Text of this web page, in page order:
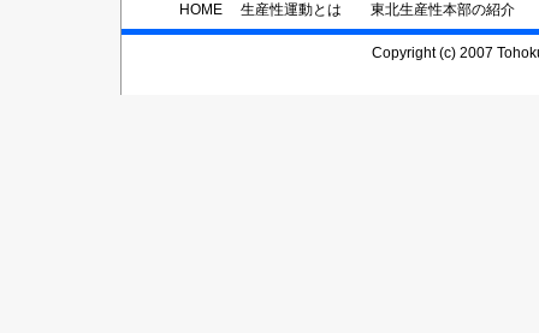
HOME 生産性運動とは 東北生産性本部の紹介
Copyright (c) 2007